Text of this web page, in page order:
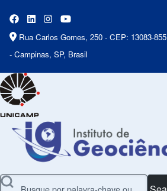
Rua Carlos Gomes, 250 - CEP: 13083-855
- Campinas, SP, Brasil
Search